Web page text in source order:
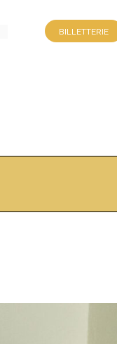
BILLETTERIE